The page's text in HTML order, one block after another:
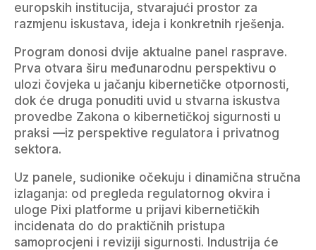
europskih institucija, stvarajući prostor za
razmjenu iskustava, ideja i konkretnih rješenja.
Program donosi dvije aktualne panel rasprave.
Prva otvara širu međunarodnu perspektivu o
ulozi čovjeka u jačanju kibernetičke otpornosti,
dok će druga ponuditi uvid u stvarna iskustva
provedbe Zakona o kibernetičkoj sigurnosti u
praksi —iz perspektive regulatora i privatnog
sektora.
Uz panele, sudionike očekuju i dinamična stručna
izlaganja: od pregleda regulatornog okvira i
uloge Pixi platforme u prijavi kibernetičkih
incidenata do do praktičnih pristupa
samoprocjeni i reviziji sigurnosti. Industrija će